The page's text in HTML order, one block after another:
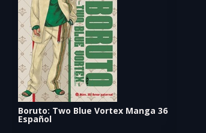
Boruto: Two Blue Vortex Manga 36
Español